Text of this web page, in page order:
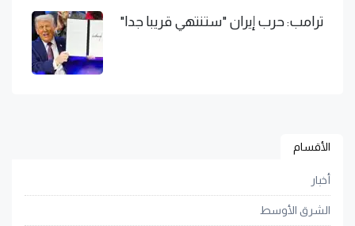
ترامب: حرب إيران "ستنتهي قريبا جدا"
الأقسام
أخبار
الشرق الأوسط